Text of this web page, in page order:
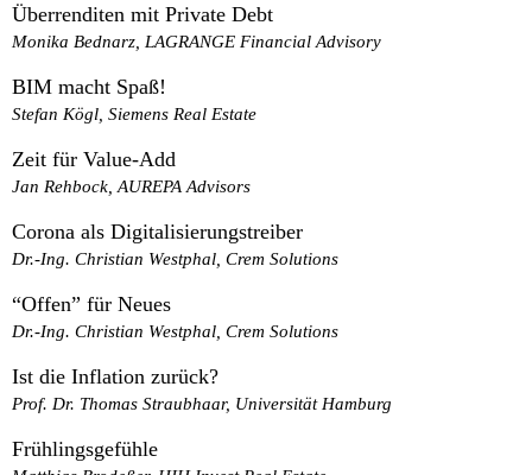
Überrenditen mit Private Debt
Monika Bednarz, LAGRANGE Financial Advisory
BIM macht Spaß!
Stefan Kögl, Siemens Real Estate
Zeit für Value-Add
Jan Rehbock, AUREPA Advisors
Corona als Digitalisierungstreiber
Dr.-Ing. Christian Westphal, Crem Solutions
“Offen” für Neues
Dr.-Ing. Christian Westphal, Crem Solutions
Ist die Inflation zurück?
Prof. Dr. Thomas Straubhaar, Universität Hamburg
Frühlingsgefühle